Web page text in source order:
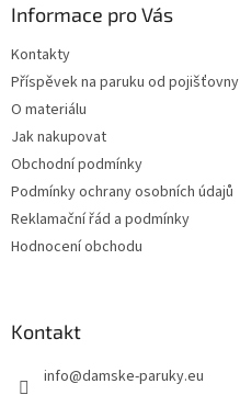
Informace pro Vás
Kontakty
Příspěvek na paruku od pojišťovny
O materiálu
Jak nakupovat
Obchodní podmínky
Podmínky ochrany osobních údajů
Reklamační řád a podmínky
Hodnocení obchodu
Kontakt
info@damske-paruky.eu